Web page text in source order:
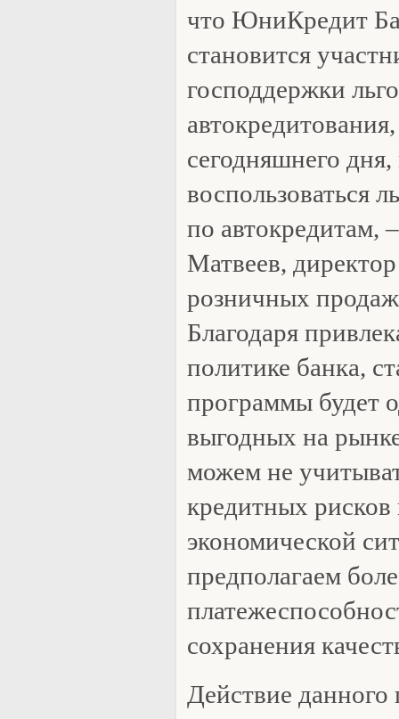
что ЮниКредит
становится
господдержки
сегодняшнего
воспользоваться
по автокредитам,
Матвеев,
розничных
Благодаря
политике банка,
программы будет
выгодных на
можем не
кредитных
экономической
предполагаем
сохранения
Действие